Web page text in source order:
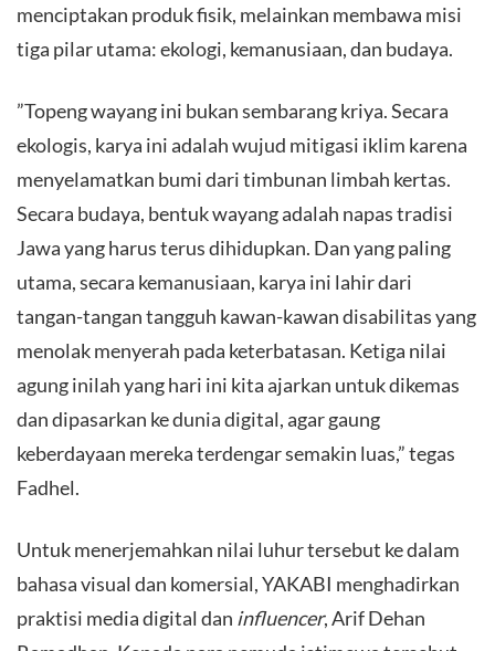
menciptakan produk fisik, melainkan membawa misi
tiga pilar utama: ekologi, kemanusiaan, dan budaya.
​”Topeng wayang ini bukan sembarang kriya. Secara
ekologis, karya ini adalah wujud mitigasi iklim karena
menyelamatkan bumi dari timbunan limbah kertas.
Secara budaya, bentuk wayang adalah napas tradisi
Jawa yang harus terus dihidupkan. Dan yang paling
utama, secara kemanusiaan, karya ini lahir dari
tangan-tangan tangguh kawan-kawan disabilitas yang
menolak menyerah pada keterbatasan. Ketiga nilai
agung inilah yang hari ini kita ajarkan untuk dikemas
dan dipasarkan ke dunia digital, agar gaung
keberdayaan mereka terdengar semakin luas,” tegas
Fadhel.
​Untuk menerjemahkan nilai luhur tersebut ke dalam
bahasa visual dan komersial, YAKABI menghadirkan
praktisi media digital dan influencer, Arif Dehan